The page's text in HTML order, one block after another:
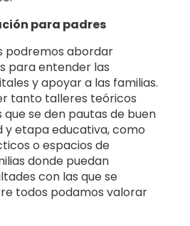
para padres
podremos abordar
para entender las
y apoyar a las familias.
tanto talleres teóricos
que se den pautas de buen
y etapa educativa, como
o espacios de
donde puedan
con las que se
todos podamos valorar